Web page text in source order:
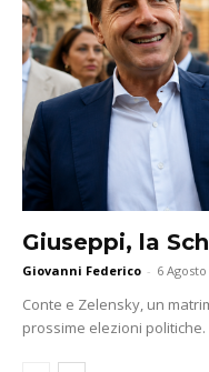
Giuseppi, la
Giovanni Federico - 6
Conte e Zelensky, un
prossime elezioni